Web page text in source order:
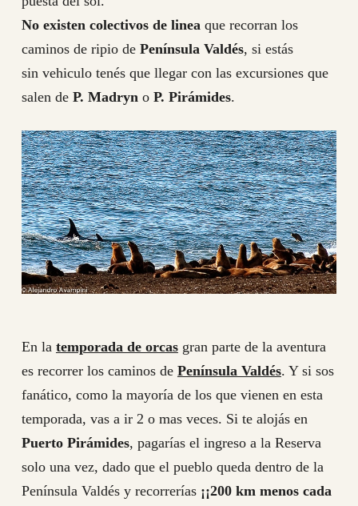
No existen colectivos de lineaque recorran los
caminos de ripio de Península Valdés, si estás
sin vehiculo tenés que llegar con las excursiones que
salen de P. Madryno P. Pirámides.
En la temporada de orcasgran parte de la aventura
es recorrer los caminos de Península Valdés. Y si sos
fanático, como la mayoría de los que vienen en esta
temporada, vas a ir 2 o mas veces. Si te alojás en
Puerto Pirámides, pagarías el ingreso a la Reserva
solo una vez, dado que el pueblo queda dentro de la
Península Valdés y recorrerías ¡¡200 km menos cada